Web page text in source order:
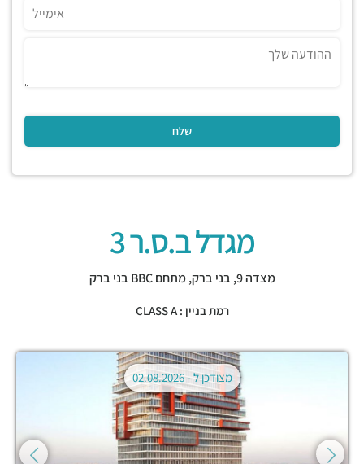
מגדל ב.ס.ר 3
מצדה 9, בני ברק,מתחם BBC בני ברק
רמת בניין : CLASS A
מצודכן ל -02.08.2026